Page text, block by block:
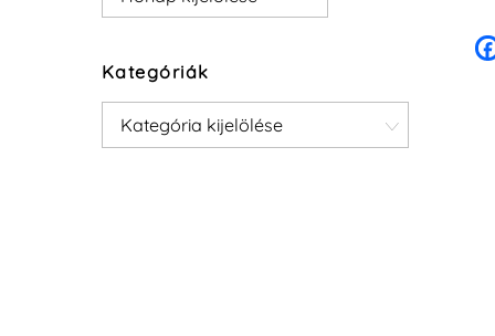
Kategóriák
Kategóriák